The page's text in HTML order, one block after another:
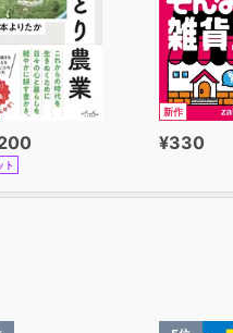
ト
新作
¥330